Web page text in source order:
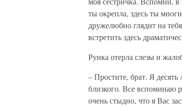
ты окрепла, здесь ты
дружелюбно глядит на
встретить здесь
Рунка отерла слезы и
– Простите, брат. Я
близкого. Все вспоминаю
очень стыдно, что я Вас